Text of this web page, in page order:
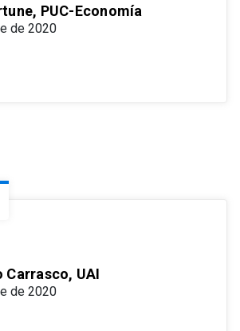
PUC-Economía
de 2020
UAI
de 2020